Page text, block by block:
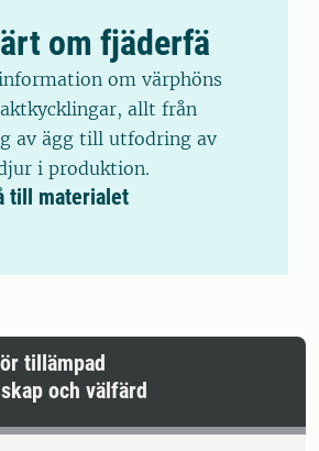
om fjäderfä
om värphöns
allt från
av ägg till utfodring av
i produktion.
till materialet
tillämpad
och välfärd